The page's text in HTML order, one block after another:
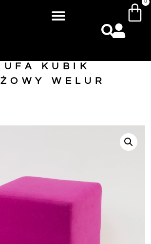
0
KUBIK
WELUR